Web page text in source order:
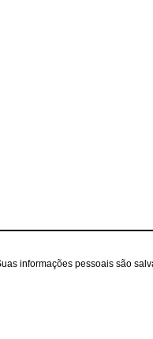
informações pessoais são